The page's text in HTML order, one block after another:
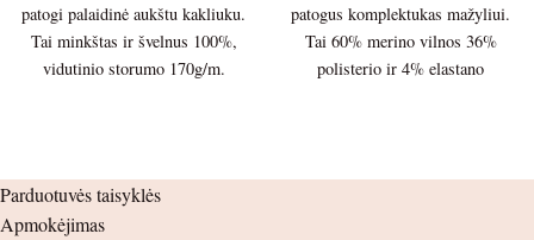
patogi palaidinė aukštu kakliuku.
Tai minkštas ir švelnus 100%,
vidutinio storumo 170g/m.
Palaidinės plotis po pažastėlėmis
patogus komplektukas mažyliui.
Tai 60% merino vilnos 36%
polisterio ir 4% elastano
Parduotuvės taisyklės
Apmokėjimas